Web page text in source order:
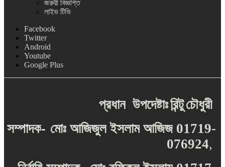
জরুরী বিজ্ঞপ্তি
লাইভ টিভি
Facebook
Twitter
Android
Youtube
Google Plus
প্রধান উপদেষ্টাঃরিন্টুচৌধুরী
সম্পাদক- মোঃ আজিজুল ইসলাম আজিজ 01719-
076924,